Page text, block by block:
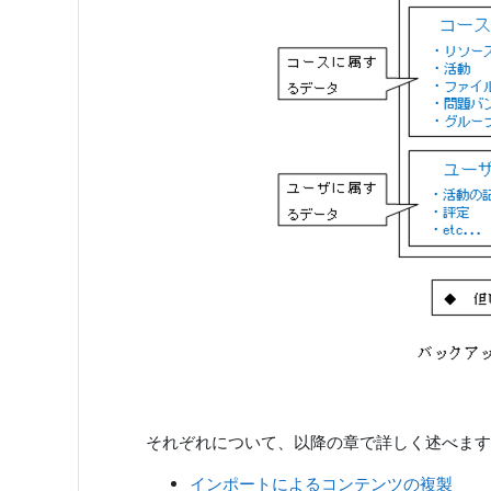
それぞれについて、以降の章で詳しく述べま
インポートによるコンテンツの複製